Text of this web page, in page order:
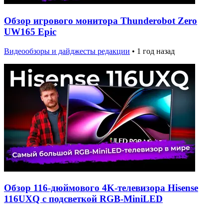
Обзор игрового монитора Thunderobot Zero
UW165 Epic
Видеообзоры и дайджесты редакции • 1 год назад
Обзор 116-дюймового 4K-телевизора Hisense
116UXQ с подсветкой RGB-MiniLED